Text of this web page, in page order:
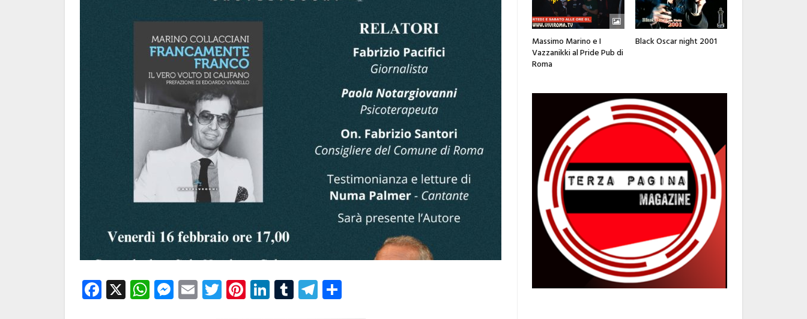
Facebook
X WhatsApp
Messenger
EmailTwitter
Pinterest
LinkedIn
TumblrTelegram
Massimo Marino e I
Vazzanikki al Pride Pub di
Roma
Black Oscar night 2001